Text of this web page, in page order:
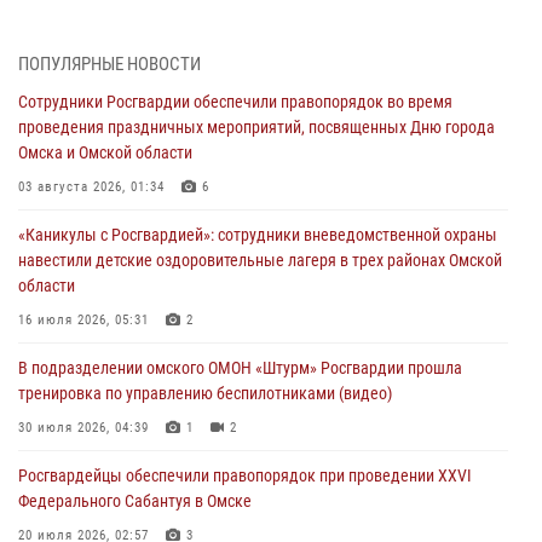
тренировка по управлению беспилотниками (видео)
30 июля 2026, 04:39 2
Росгвардия обеспечила безопасность уникального передвижного
29 июля 2026, 01:49
Росгвардейцы приняли участие в крестном ходе в День крещения
Руси в Омске
При содействии спецназа Росгвардии пресечены нарушения
миграционного законодательства в Омске (видео)
ПОПУЛЯРНЫЕ НОВОСТИ
Сотрудники Росгвардии обеспечили правопорядок во время
проведения праздничных мероприятий, посвященных Дню города
Омска и Омской области
03 августа 2026, 01:34 6
«Каникулы с Росгвардией»: сотрудники вневедомственной охраны
навестили детские оздоровительные лагеря в трех районах Омской
области
16 июля 2026, 05:31 2
В подразделении омского ОМОН «Штурм» Росгвардии прошла
тренировка по управлению беспилотниками (видео)
30 июля 2026, 04:39 1 2
Росгвардейцы обеcпечили правопорядок при проведении XXVI
Федерального Сабантуя в Омске
20 июля 2026, 02:57 3